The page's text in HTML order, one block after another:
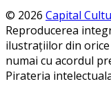
© 2026 Capital
Reproducerea
ilustrațiilor din
numai cu acordul
Pirateria